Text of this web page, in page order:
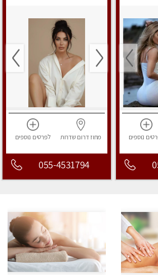
נוספים מחוז דרוםשדרות לפרטים נוספים
055-4531794